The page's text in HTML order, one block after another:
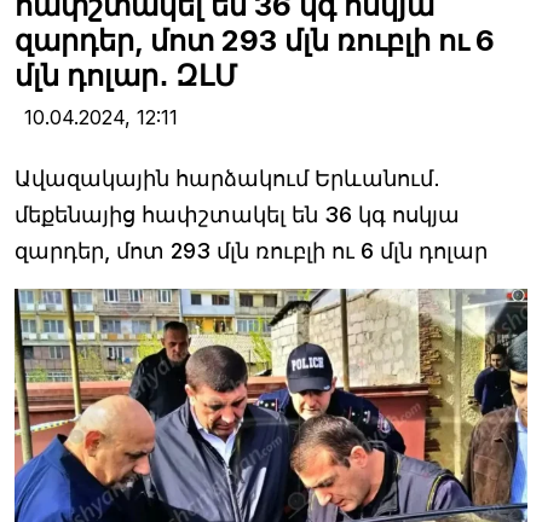
զարդեր, մոտ 293 մլն ռուբլի ու 6
մլն դոլար․ ԶԼՄ
10.04.2024, 12:11
Ավազակային հարձակում Երևանում․
մեքենայից հափշտակել են 36 կգ ոսկյա
զարդեր, մոտ 293 մլն ռուբլի ու 6 մլն դոլար